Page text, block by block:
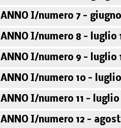
ANNO I/numero 7 -
ANNO I/numero 8 - luglio
ANNO I/numero 9 - luglio
ANNO I/numero 10 - luglio
ANNO I/numero 11 - luglio
ANNO I/numero 12 -